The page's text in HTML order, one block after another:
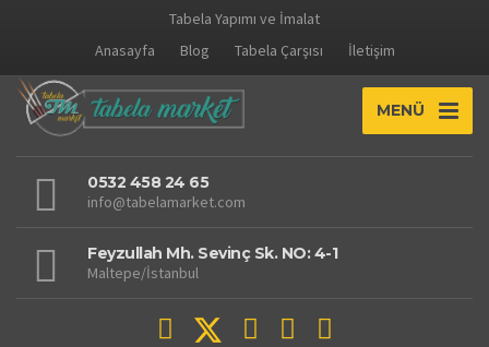
Tabela Yapımı ve İmalat
Anasayfa
Blog Tabela Çarşısı İletişim
MENÜ
0532 458 24 65
info@tabelamarket.com
Feyzullah Mh. Sevinç Sk. NO: 4-1
Maltepe/İstanbul